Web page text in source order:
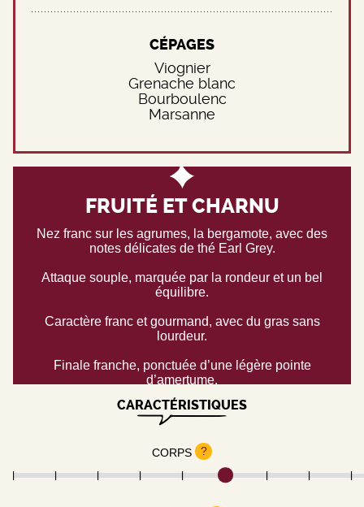
FRUITÉ ET CHARNU
Nez franc sur les agrumes, la bergamote, avec des
notes délicates de thé Earl Grey.
Attaque souple, marquée par la rondeur et un bel
équilibre.
Caractère franc et gourmand, avec du gras sans
lourdeur.
Finale franche, ponctuée d’une légère pointe
d’amertume.
CÉPAGES
Viognier
Grenache blanc
Bourboulenc
Marsanne
CARACTÉRISTIQUES
CORPS ?